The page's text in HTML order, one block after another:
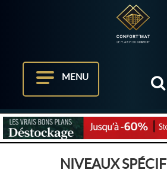
MENU
NIVEAUX